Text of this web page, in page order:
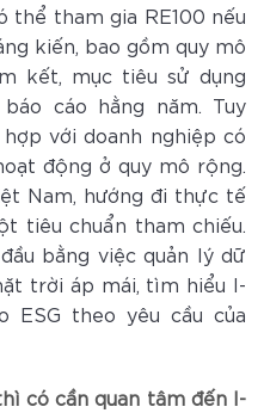
thể tham gia RE100 nếu
kiến, bao gồm quy mô
kết, mục tiêu sử dụng
cáo hằng năm. Tuy
với doanh nghiệp có
động ở quy mô rộng.
Nam, hướng đi thực tế
tiêu chuẩn tham chiếu.
bằng việc quản lý dữ
trời áp mái, tìm hiểu I-
ESG theo yêu cầu của
có cần quan tâm đến I-